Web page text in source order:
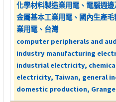
化學材料製造業用電、電腦週
金屬基本工業用電、國內生產
業用電、台灣
computer peripherals and
industry manufacturing
industrial electricity,
electricity, Taiwan, general
domestic production,